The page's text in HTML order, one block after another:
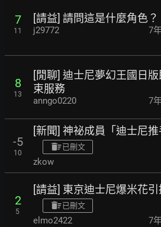
7
11
[請益] 請問這是什麼角色？
j29772 7
8
13
[閒聊] 迪士尼夢幻王國日
束服務
anngo0220 7
-5
10
[新聞] 神祕成員「迪士尼
已刪文
zkow
2
5
[請益] 東京迪士尼爆米花
已刪文
elmo2422 7